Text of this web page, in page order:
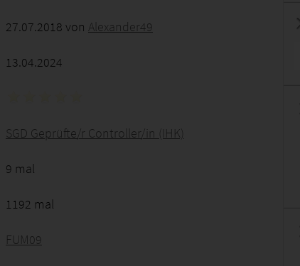
27.07.2018 von Alexander49
13.04.2024
SGD Geprüfte/r Controller/in (IHK)
9 mal
1192 mal
FUM09